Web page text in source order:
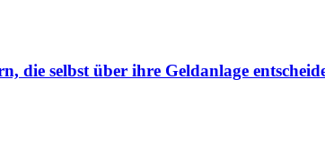
die selbst über ihre Geldanlage